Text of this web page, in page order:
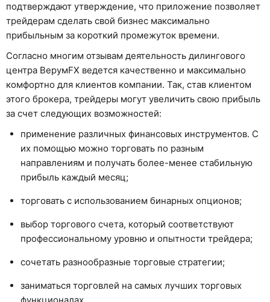
подтверждают утверждение, что приложение позволяет
трейдерам сделать свой бизнес максимально
прибыльным за короткий промежуток времени.
Согласно многим отзывам деятельность дилингового
центра ВерумFX ведется качественно и максимально
комфортно для клиентов компании. Так, став клиентом
этого брокера, трейдеры могут увеличить свою прибыль
за счет следующих возможностей:
применение различных финансовых инструментов. С
их помощью можно торговать по разным
направлениям и получать более-менее стабильную
прибыль каждый месяц;
торговать с использованием бинарных опционов;
выбор торгового счета, который соответствуют
профессиональному уровню и опытности трейдера;
сочетать разнообразные торговые стратегии;
заниматься торговлей на самых лучших торговых
функционалах.